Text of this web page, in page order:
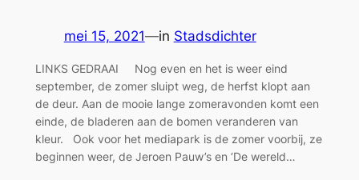
mei 15, 2021—in Stadsdichter
LINKS GEDRAAI Nog even en het is weer eind
september, de zomer sluipt weg, de herfst klopt aan
de deur. Aan de mooie lange zomeravonden komt een
einde, de bladeren aan de bomen veranderen van
kleur. Ook voor het mediapark is de zomer voorbij, ze
beginnen weer, de Jeroen Pauw’s en ‘De wereld…